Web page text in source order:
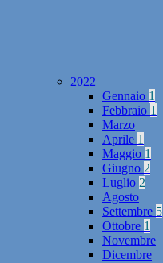
2022
Gennaio 1
Febbraio 1
Marzo
Aprile 1
Maggio 1
Giugno 2
Luglio 2
Agosto
Settembre 5
Ottobre 1
Novembre
Dicembre